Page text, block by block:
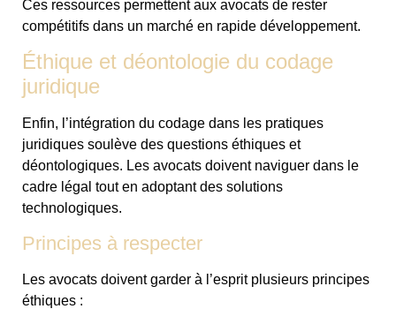
Ces ressources permettent aux avocats de rester
compétitifs dans un marché en rapide développement.
Éthique et déontologie du codage
juridique
Enfin, l’intégration du codage dans les pratiques
juridiques soulève des questions éthiques et
déontologiques. Les avocats doivent naviguer dans le
cadre légal tout en adoptant des solutions
technologiques.
Principes à respecter
Les avocats doivent garder à l’esprit plusieurs principes
éthiques :